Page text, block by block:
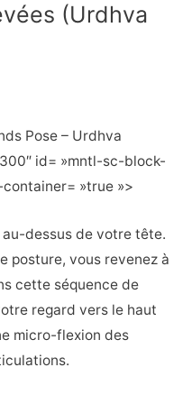
(Urdhva
Pose – Urdhva
id= »mntl-sc-block-
»true »>
dessus de votre tête.
posture, vous revenez à
cette séquence de
regard vers le haut
micro-flexion des